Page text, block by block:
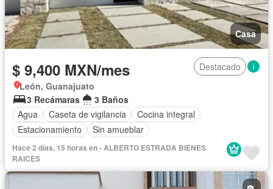
Casa
$ 9,400 MXN/mes
Destacado
León, Guanajuato
3 Recámaras
3 Baños
Agua
Caseta de vigilancia
Cocina integral
Estacionamiento
Sin amueblar
Hace 2 días, 15 horas en - ALBERTO ESTRADA BIENES
RAICES